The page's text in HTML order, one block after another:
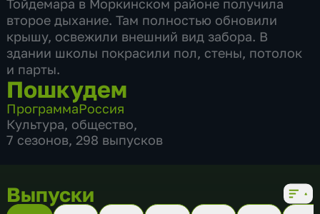
Тойдемара в Моркинском районе получила
второе дыхание. Там полностью обновили
крышу, освежили внешний вид забора. В
здании школы покрасили пол, стены, потолок
и парты.
Пошкудем
ПрограммаРоссия
Культура, общество,
7 сезонов, 298 выпусков
Выпуски